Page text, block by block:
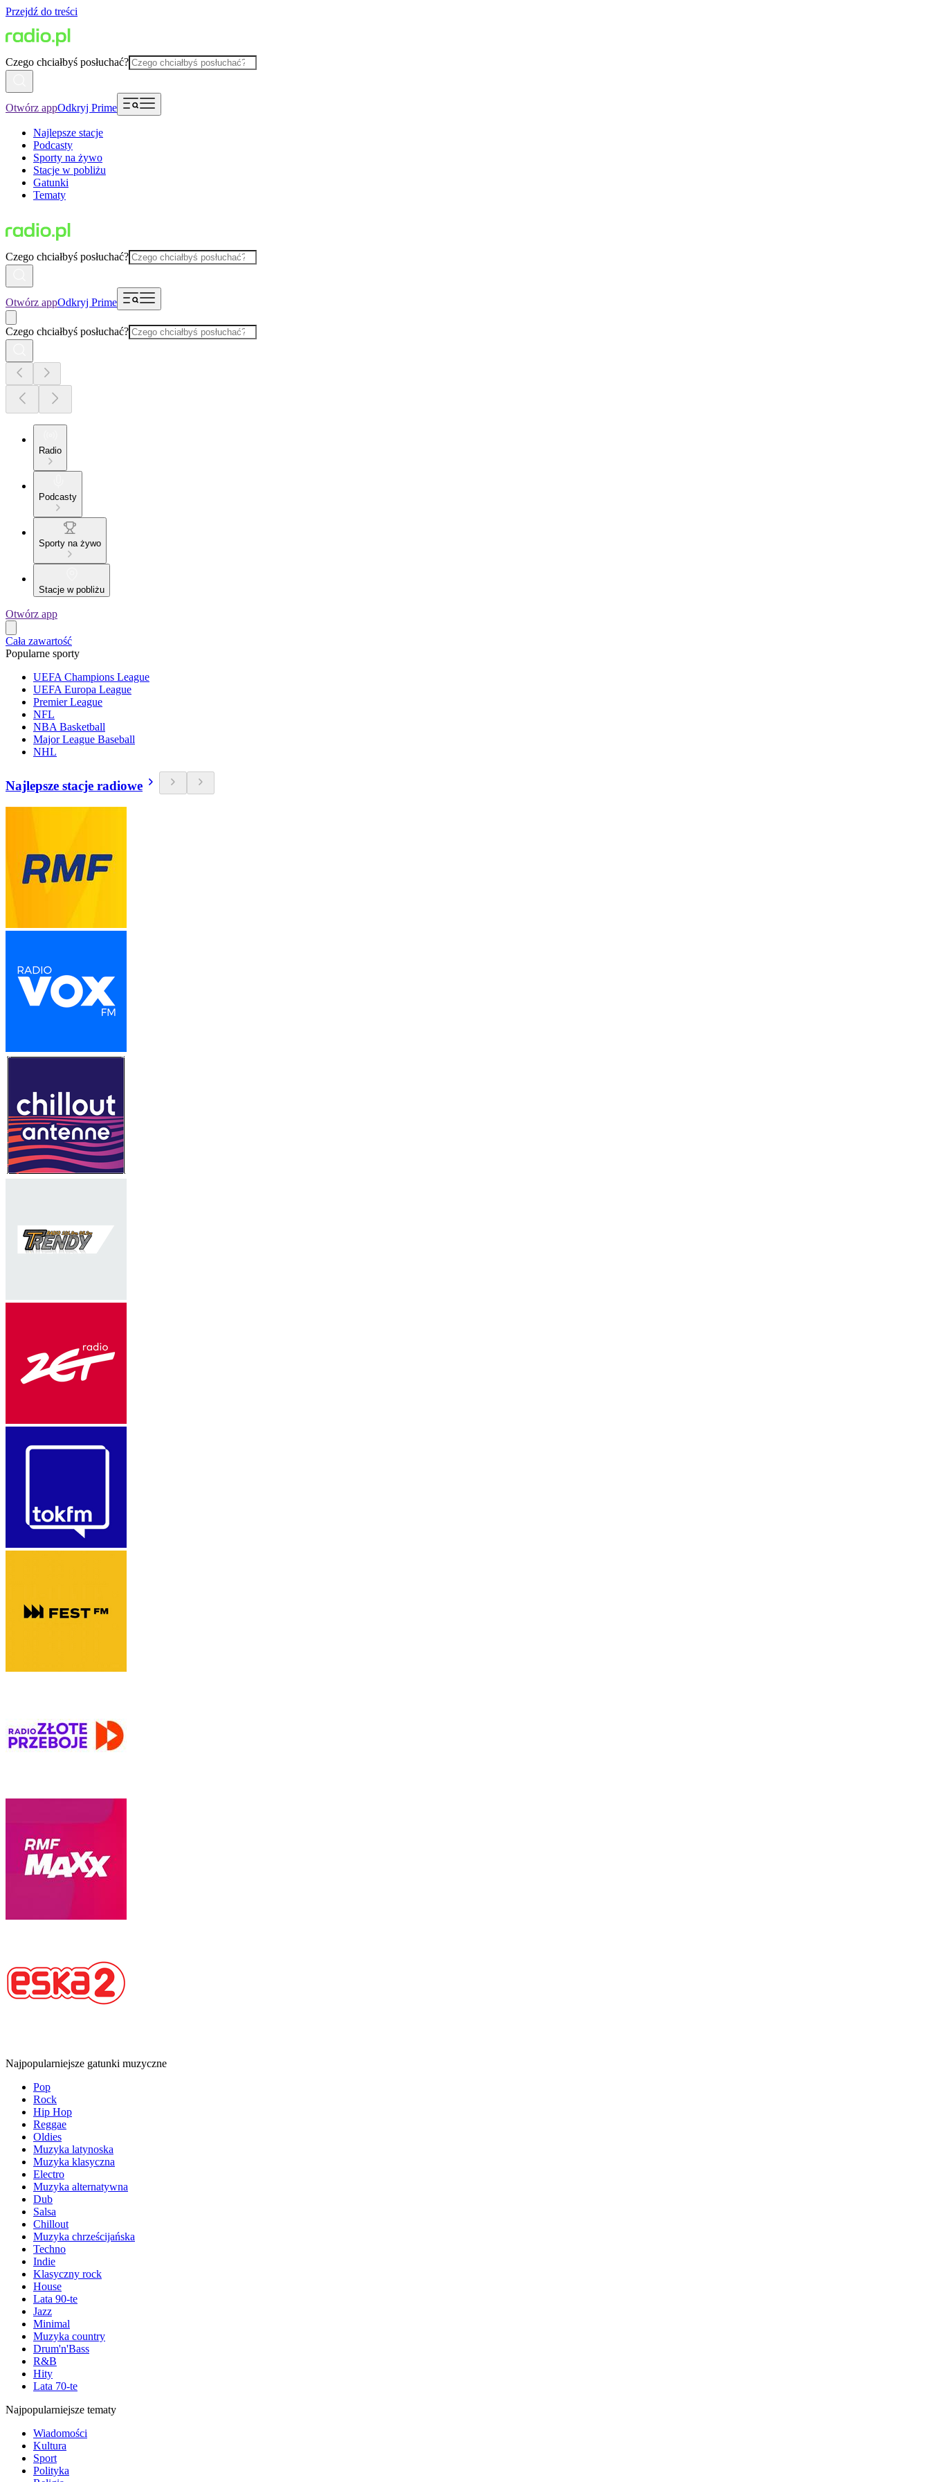
Przejdź do treści
Czego chciałbyś posłuchać?
Otwórz appOdkryj Prime
Najlepsze stacje
Podcasty
Sporty na żywo
Stacje w pobliżu
Gatunki
Tematy
Czego chciałbyś posłuchać?
Otwórz appOdkryj Prime
Czego chciałbyś posłuchać?
Radio
Podcasty
Sporty na żywo
Stacje w pobliżu
Otwórz app
Cała zawartość
Popularne sporty
UEFA Champions League
UEFA Europa League
Premier League
NFL
NBA Basketball
Major League Baseball
NHL
Najlepsze stacje radiowe
Najpopularniejsze gatunki muzyczne
Pop
Rock
Hip Hop
Reggae
Oldies
Muzyka latynoska
Muzyka klasyczna
Electro
Muzyka alternatywna
Dub
Salsa
Chillout
Muzyka chrześcijańska
Techno
Indie
Klasyczny rock
House
Lata 90-te
Jazz
Minimal
Muzyka country
Drum'n'Bass
R&B
Hity
Lata 70-te
Najpopularniejsze tematy
Wiadomości
Kultura
Sport
Polityka